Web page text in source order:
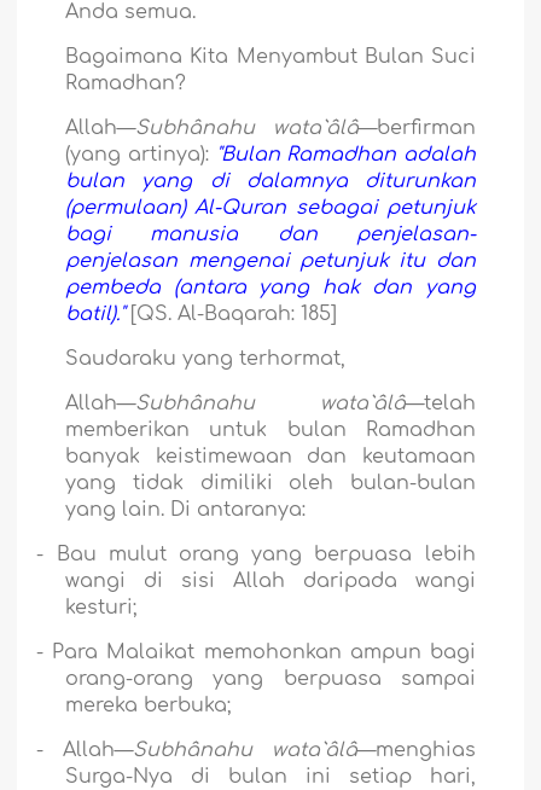
Anda semua.
Bagaimana Kita Menyambut Bulan Suci
Ramadhan?
Allah—Subhânahu wata`âlâ—berfirman
(yang artinya): "Bulan Ramadhan adalah
bulan yang di dalamnya diturunkan
(permulaan) Al-Quran sebagai petunjuk
bagi manusia dan penjelasan-
penjelasan mengenai petunjuk itu dan
pembeda (antara yang hak dan yang
batil)."[QS. Al-Baqarah: 185]
Saudaraku yang terhormat,
Allah—Subhânahu wata`âlâ—telah
memberikan untuk bulan Ramadhan
banyak keistimewaan dan keutamaan
yang tidak dimiliki oleh bulan-bulan
yang lain. Di antaranya:
-
Bau mulut orang yang berpuasa lebih
wangi di sisi Allah daripada wangi
kesturi;
- Para Malaikat memohonkan ampun bagi
orang-orang yang berpuasa sampai
mereka berbuka;
- Allah—Subhânahu wata`âlâ—menghias
Surga-Nya di bulan ini setiap hari,